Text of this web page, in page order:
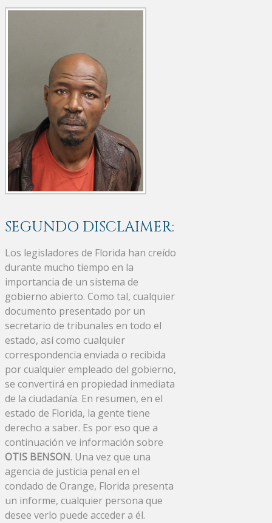
SEGUNDO DISCLAIMER:
Los legisladores de Florida han creído
durante mucho tiempo en la
importancia de un sistema de
gobierno abierto. Como tal, cualquier
documento presentado por un
secretario de tribunales en todo el
estado, así como cualquier
correspondencia enviada o recibida
por cualquier empleado del gobierno,
se convertirá en propiedad inmediata
de la ciudadanía. En resumen, en el
estado de Florida, la gente tiene
derecho a saber. Es por eso que a
continuación ve información sobre
OTIS BENSON. Una vez que una
agencia de justicia penal en el
condado de Orange, Florida presenta
un informe, cualquier persona que
desee verlo puede acceder a él.